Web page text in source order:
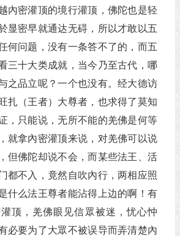
內密灌顶的境行灌顶，佛陀也是轻
显密早就通达无碍，所以才敢以五
何问题，没有一条答不了的，而五
三十大类成就，当今乃至古代，哪
之品立呢？一个也没有。经大德访
扎（王者）大尊者，也求得了莫知
，只能说，无所不能的羌佛是何等
就拿內密灌顶来说，对羌佛可以说
但佛陀却说不会，而某些法王、活
都不入，竟然自吹內行，两相应照
什么法王尊者能沾得上边的啊！有
顶，羌佛眼见信眾被迷，忧心忡
必要为了大眾不被误导而弄清楚內